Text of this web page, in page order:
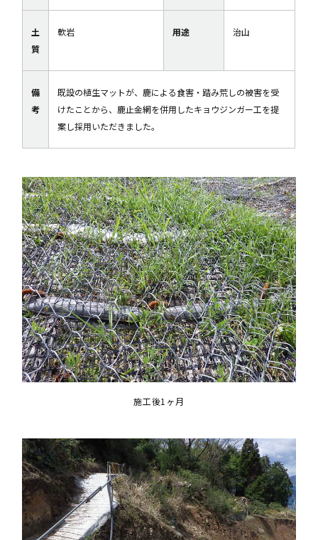
土
質
軟岩 用途 治山
備
考
既設の植生マットが、鹿による食害・踏み荒しの被害を受
けたことから、鹿止金網を併用したキョウジンガー工を提
案し採用いただきました。
施工後1ヶ月